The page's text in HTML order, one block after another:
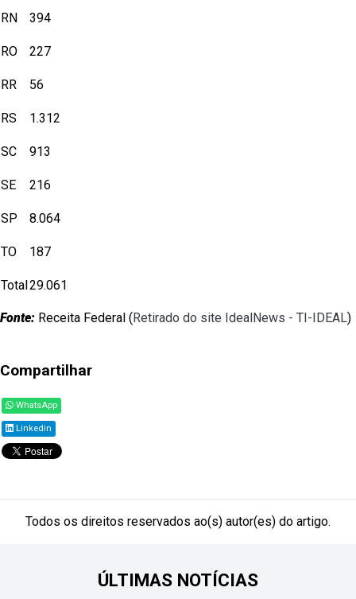
RN 394
RO 227
RR 56
RS 1.312
SC 913
SE 216
SP 8.064
TO 187
Total29.061
Fonte: Receita Federal (Retirado do site IdealNews - TI-IDEAL)
Compartilhar
WhatsApp
Linkedin
Todos os direitos reservados ao(s) autor(es) do artigo.
ÚLTIMAS NOTÍCIAS